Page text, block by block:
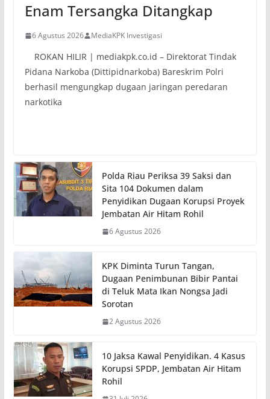
Enam Tersangka Ditangkap
6 Agustus 2026 MediaKPK Investigasi
ROKAN HILIR | mediakpk.co.id – Direktorat Tindak
Pidana Narkoba (Dittipidnarkoba) Bareskrim Polri
berhasil mengungkap dugaan jaringan peredaran
narkotika
Polda Riau Periksa 39 Saksi dan
Sita 104 Dokumen dalam
Penyidikan Dugaan Korupsi Proyek
Jembatan Air Hitam Rohil
6 Agustus 2026
KPK Diminta Turun Tangan,
Dugaan Penimbunan Bibir Pantai
di Teluk Mata Ikan Nongsa Jadi
Sorotan
2 Agustus 2026
10 Jaksa Kawal Penyidikan. 4 Kasus
Korupsi SPDP, Jembatan Air Hitam
Rohil